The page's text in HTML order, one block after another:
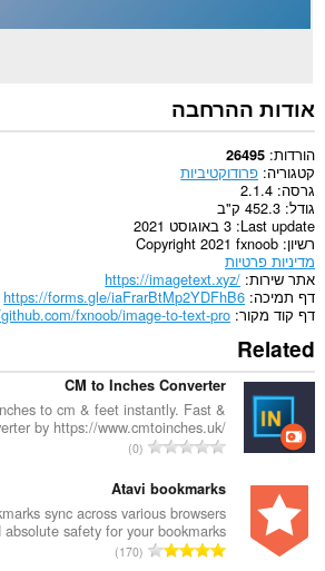
web
this
extension.
אודות ההרחבה
הורדות 26495
קטגוריה פרודוקטיביות
גרסה 2.1.4
גודל 452.3 ק"ב
Last update 3 באוגוסט 2021
רשיון Copyright 2021 fxnoob
מדיניות פרטיות
אתר שירות https://imagetext.xyz/
דף תמיכה https://forms.gle/iaFrarBtMp2YDFhB6
דף קוד מקור fxnoob/image-to-text-pro
Related
CM to Inches Converter
to cm & feet instantly. Fast &
by https://www.cmtoinches.uk/
מ
פ
ר
ד
י
0
Atavi bookmarks
sync across various browsers
absolute safety for your bookmarks
מ170